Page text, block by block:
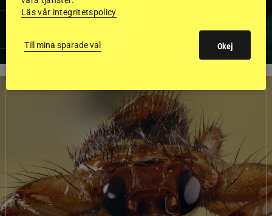
Läs vår integritetspolicy
Till mina sparade val Okej